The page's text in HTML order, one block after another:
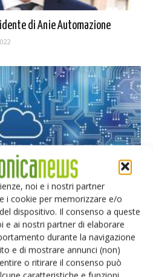
noi e i nostri partner
i cookie per memorizzare e/o
dispositivo. Il consenso a queste
e ai nostri partner di elaborare
durante la navigazione
e di mostrare annunci (non)
o ritirare il consenso può
di Anie Automazione
della soluzione Fujitsu
2022